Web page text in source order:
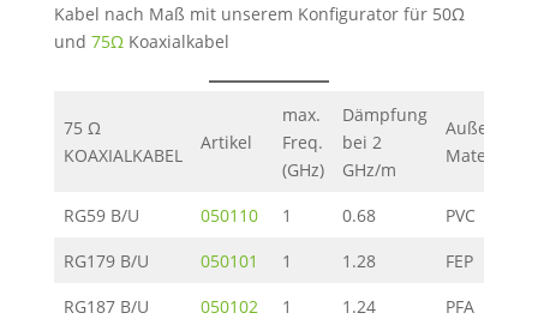
Kabel nach Maß mit unserem Konfigurator für 50Ω
und 75Ω Koaxialkabel
75 Ω
KOAXIALKABEL
Artikel
max.
Freq.
(GHz)
Dämpfung
bei 2
GHz/m
Außen
Material
RG59 B/U
050110 1 0.68 PVC
RG179 B/U
050101 1 1.28 FEP
RG187 B/U
050102 1 1.24 PFA